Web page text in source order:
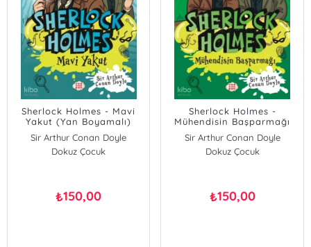
Sherlock Holmes - Mavi
Yakut (Yan Boyamalı)
Sir Arthur Conan Doyle
Dokuz Çocuk
₺150,00
Sherlock Holmes -
Mühendisin Başparmağı
(Yan Boyamalı)
Sir Arthur Conan Doyle
Dokuz Çocuk
₺150,00